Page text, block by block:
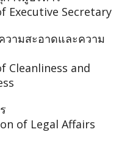
Executive Secretary
วามสะอาดและความ
Cleanliness and
of Legal Affairs